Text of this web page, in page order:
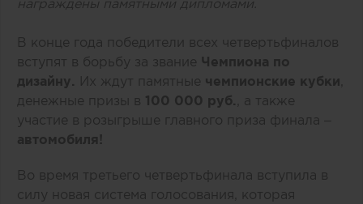
награждены памятными дипломами.
В конце года победители всех четвертьфиналов
вступят в борьбу за звание Чемпиона по
дизайну. Их ждут памятные чемпионские кубки
денежные призы в 100 000 руб.
, а также
участие в розыгрыше главного приза финала –
автомобиля!
Во время третьего четвертьфинала вступила в
силу новая система голосования, которая